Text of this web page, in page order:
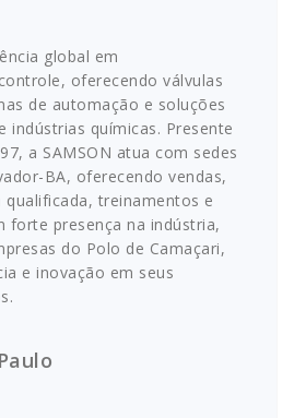
global em
oferecendo válvulas
de automação e soluções
indústrias químicas. Presente
a SAMSON atua com sedes
BA, oferecendo vendas,
qualificada, treinamentos e
forte presença na indústria,
do Polo de Camaçari,
e inovação em seus